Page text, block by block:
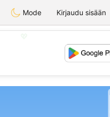
Mode Kirjaudu sisään